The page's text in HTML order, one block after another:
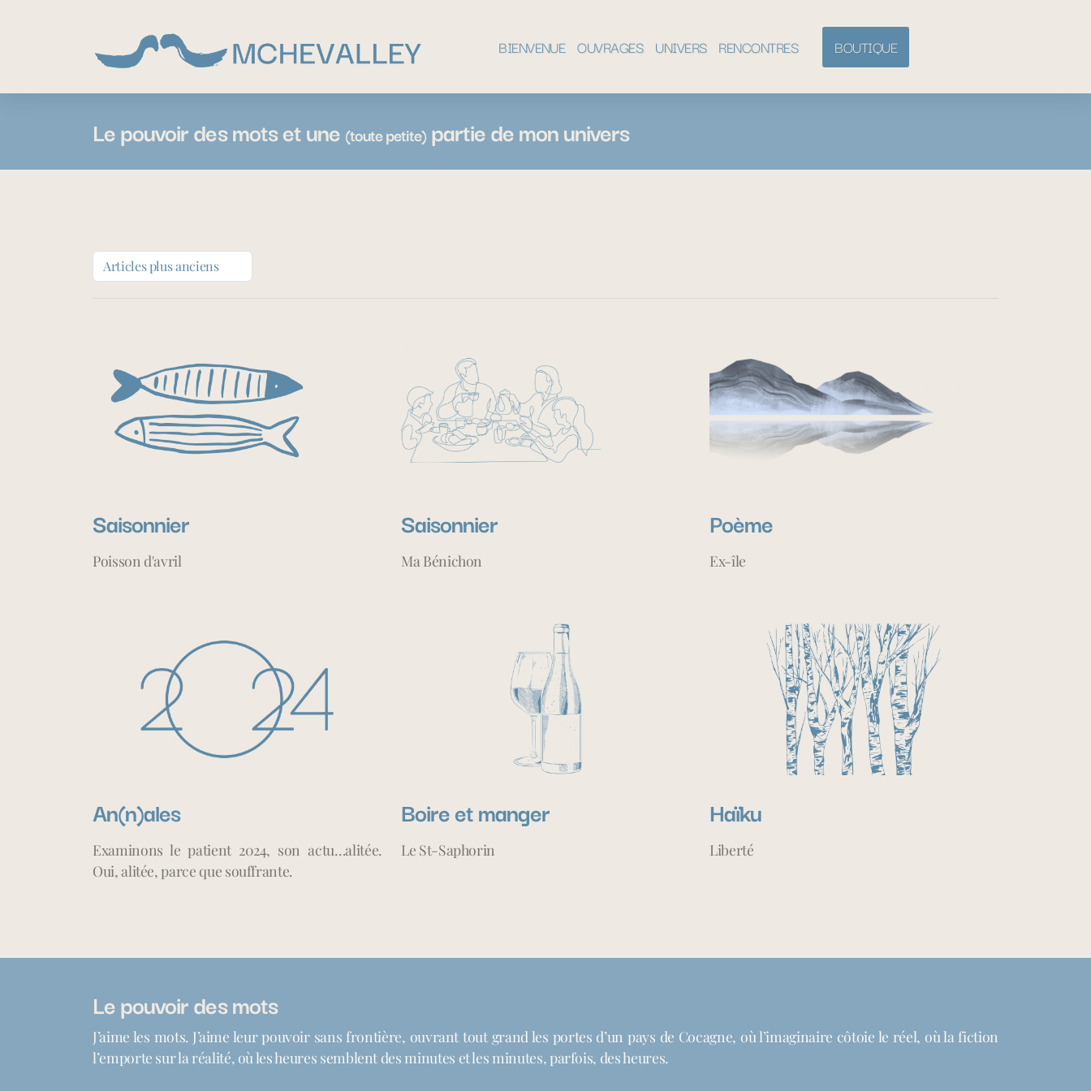
BIENVENUE OUVRAGES UNIVERS RENCONTRES BOUTIQUE
Le pouvoir des mots et une (toute petite)partie de mon univers
Articles plus anciens
Saisonnier
Poisson d'avril
Saisonnier
Ma Bénichon
Poème
Ex-île
An(n)ales
Examinons le patient 2024, son actu…alitée.
Oui, alitée, parce que souffrante.
Boire et manger
Le St-Saphorin
Haïku
Liberté
Le pouvoir des mots
J’aime les mots. J’aime leur pouvoir sans frontière, ouvrant tout grand les portes d’un pays de Cocagne, où l’imaginaire côtoie le réel, où la fiction
l’emporte sur la réalité, où les heures semblent des minutes et les minutes, parfois, des heures.